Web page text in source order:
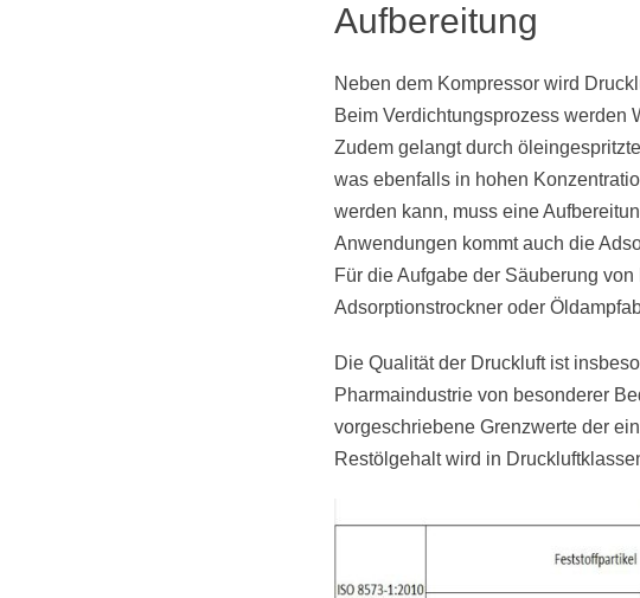
Aufbereitung
Neben dem Kompressor wird
Beim Verdichtungsprozess werden
Zudem gelangt durch
was ebenfalls in hohen
werden kann, muss eine
Anwendungen kommt auch die
Für die Aufgabe der Säuberung
Adsorptionstrockner oder
Die Qualität der Druckluft ist
Pharmaindustrie von besonderer
vorgeschriebene Grenzwerte der
Restölgehalt wird in